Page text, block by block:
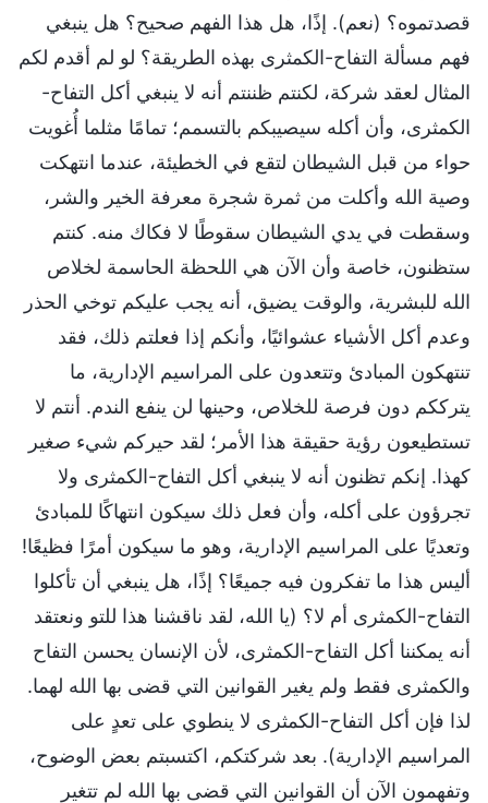
قصدتموه؟ (نعم). إذًا، هل هذا الفهم صحيح؟ هل ينبغي
فهم مسألة التفاح-الكمثرى بهذه الطريقة؟ لو لم أقدم لكم
المثال لعقد شركة، لكنتم ظننتم أنه لا ينبغي أكل التفاح-
الكمثرى، وأن أكله سيصيبكم بالتسمم؛ تمامًا مثلما أُغويت
حواء من قبل الشيطان لتقع في الخطيئة، عندما انتهكت
وصية الله وأكلت من ثمرة شجرة معرفة الخير والشر،
وسقطت في يدي الشيطان سقوطًا لا فكاك منه. كنتم
ستظنون، خاصة وأن الآن هي اللحظة الحاسمة لخلاص
الله للبشرية، والوقت يضيق، أنه يجب عليكم توخي الحذر
وعدم أكل الأشياء عشوائيًا، وأنكم إذا فعلتم ذلك، فقد
تنتهكون المبادئ وتتعدون على المراسيم الإدارية، ما
يترككم دون فرصة للخلاص، وحينها لن ينفع الندم. أنتم لا
تستطيعون رؤية حقيقة هذا الأمر؛ لقد حيركم شيء صغير
كهذا. إنكم تظنون أنه لا ينبغي أكل التفاح-الكمثرى ولا
تجرؤون على أكله، وأن فعل ذلك سيكون انتهاكًا للمبادئ
وتعديًا على المراسيم الإدارية، وهو ما سيكون أمرًا فظيعًا!
أليس هذا ما تفكرون فيه جميعًا؟ إذًا، هل ينبغي أن تأكلوا
التفاح-الكمثرى أم لا؟ (يا الله، لقد ناقشنا هذا للتو ونعتقد
أنه يمكننا أكل التفاح-الكمثرى، لأن الإنسان يحسن التفاح
والكمثرى فقط ولم يغير القوانين التي قضى بها الله لهما.
لذا فإن أكل التفاح-الكمثرى لا ينطوي على تعدٍ على
المراسيم الإدارية). بعد شركتكم، اكتسبتم بعض الوضوح،
وتفهمون الآن أن القوانين التي قضى بها الله لم تتغير